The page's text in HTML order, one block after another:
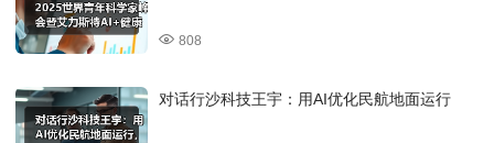
808
对话行沙科技王宇：用AI优化民航地面运行